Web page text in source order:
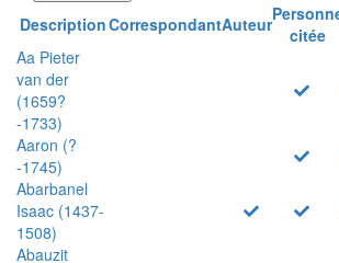
DescriptionCorrespondantAuteur
citée
Aa Pieter
van der
(1659?
-1733)
Aaron (?
-1745)
Abarbanel
Isaac (1437-
1508)
Abauzit